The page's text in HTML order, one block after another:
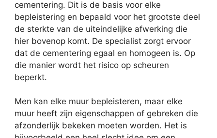
cementering. Dit is de basis voor elke
bepleistering en bepaald voor het grootste deel
de sterkte van de uiteindelijke afwerking die
hier bovenop komt. De specialist zorgt ervoor
dat de cementering egaal en homogeen is. Op
die manier wordt het risico op scheuren
beperkt.
Men kan elke muur bepleisteren, maar elke
muur heeft zijn eigenschappen of gebreken die
afzonderlijk bekeken moeten worden. Het is